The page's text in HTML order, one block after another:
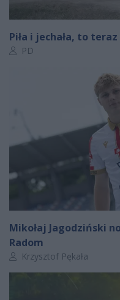
Piła i jechała, to
Autor artykułu:
PD
Mikołaj Jagodziński
Radom
Autor artykułu:
Krzysztof Pękała